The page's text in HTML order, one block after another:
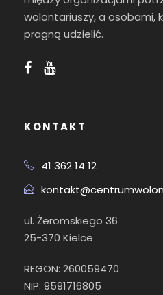
wolontariuszy, a osobami,
pragną udzielić.
KONTAKT
41 362 14 12
ul. Żeromskiego 36
25-370 Kielce
REGON: 260059470
NIP: 9591716805